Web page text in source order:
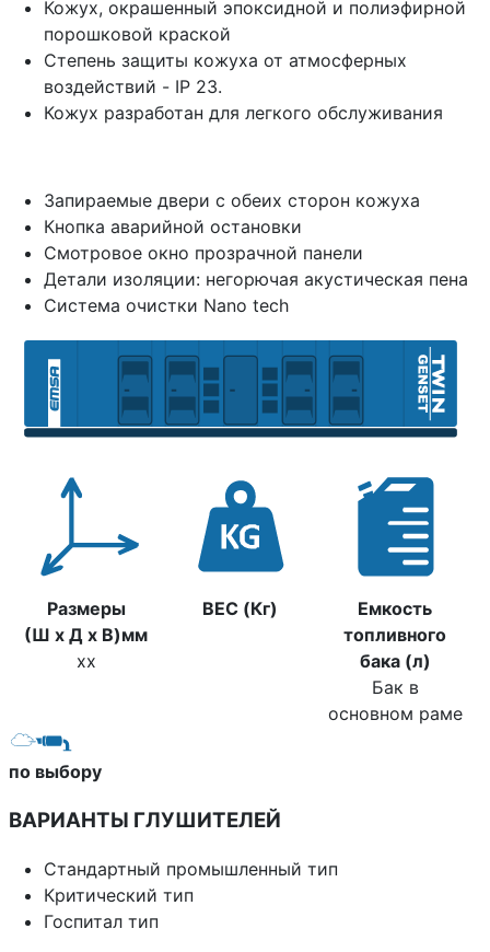
Кожух, окрашенный эпоксидной и полиэфирной
порошковой краской
Степень защиты кожуха от атмосферных
воздействий - IP 23.
Кожух разработан для легкого обслуживания
Запираемые двери с обеих сторон кожуха
Кнопка аварийной остановки
Смотровое окно прозрачной панели
Детали изоляции: негорючая акустическая пена
Система очистки Nano tech
Размеры
(Ш х Д х В)мм
xx
ВЕС (Кг)
Емкость
топливного
бака (л)
Бак в
основном раме
по выбору
ВАРИАНТЫ ГЛУШИТЕЛЕЙ
Стандартный промышленный тип
Критический тип
Госпитал тип